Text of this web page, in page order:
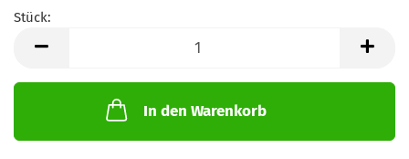
Stück:
In den Warenkorb